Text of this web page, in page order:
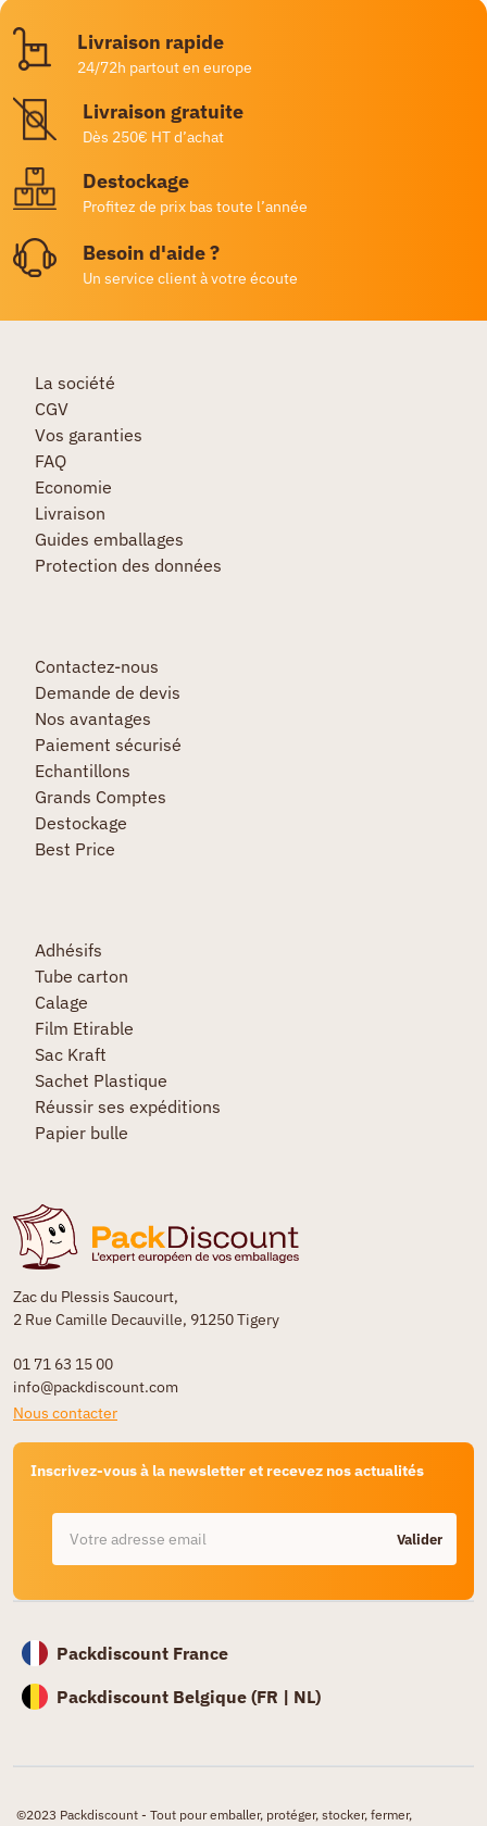
Livraison rapide
24/72h partout en europe
Livraison gratuite
Dès 250€ HT d’achat
Destockage
Profitez de prix bas toute l’année
Besoin d'aide ?
Un service client à votre écoute
Zac du Plessis Saucourt,
2 Rue Camille Decauville, 91250 Tigery
01 71 63 15 00
info@packdiscount.com
Nous contacter
Inscrivez-vous à la newsletter et recevez nos actualités
Valider
La société
CGV
Vos garanties
FAQ
Economie
Livraison
Guides emballages
Protection des données
Contactez-nous
Demande de devis
Nos avantages
Paiement sécurisé
Echantillons
Grands Comptes
Destockage
Best Price
Adhésifs
Tube carton
Calage
Film Etirable
Sac Kraft
Sachet Plastique
Réussir ses expéditions
Papier bulle
Packdiscount France
Packdiscount Belgique (FR | NL)
©2023 Packdiscount - Tout pour emballer, protéger, stocker, fermer,